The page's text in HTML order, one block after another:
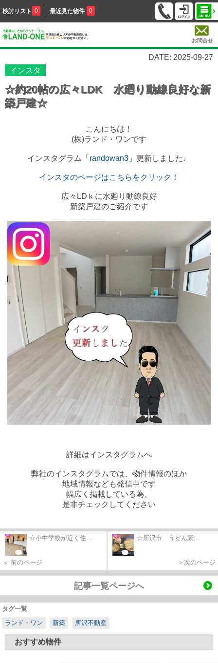
検討リスト 0 最近見た物件 0
お問合せ
DATE: 2025-09-27
インスタ
☆約20帖の広々LDK 水廻り動線良好な新
築戸建☆
こんにちは！
(株)ランド・ワンです
インスタグラム 「randowan3」 更新しました♩
インスタのページはこちらをクリック！
広々LDｋに水廻り動線良好
新築戸建のご紹介です
詳細はインスタグラムへ
弊社のインスタグラムでは、物件情報のほか
地域情報なども発信中です
幅広く掲載している為、
是非チェックしてください
☆小中学校が近く住...
＜ 前のページ
☆所沢市 うどん家...
＞次のページ
記事一覧ページへ
タグ一覧
ランド・ワン
新築 所沢不動産
おすすめ物件